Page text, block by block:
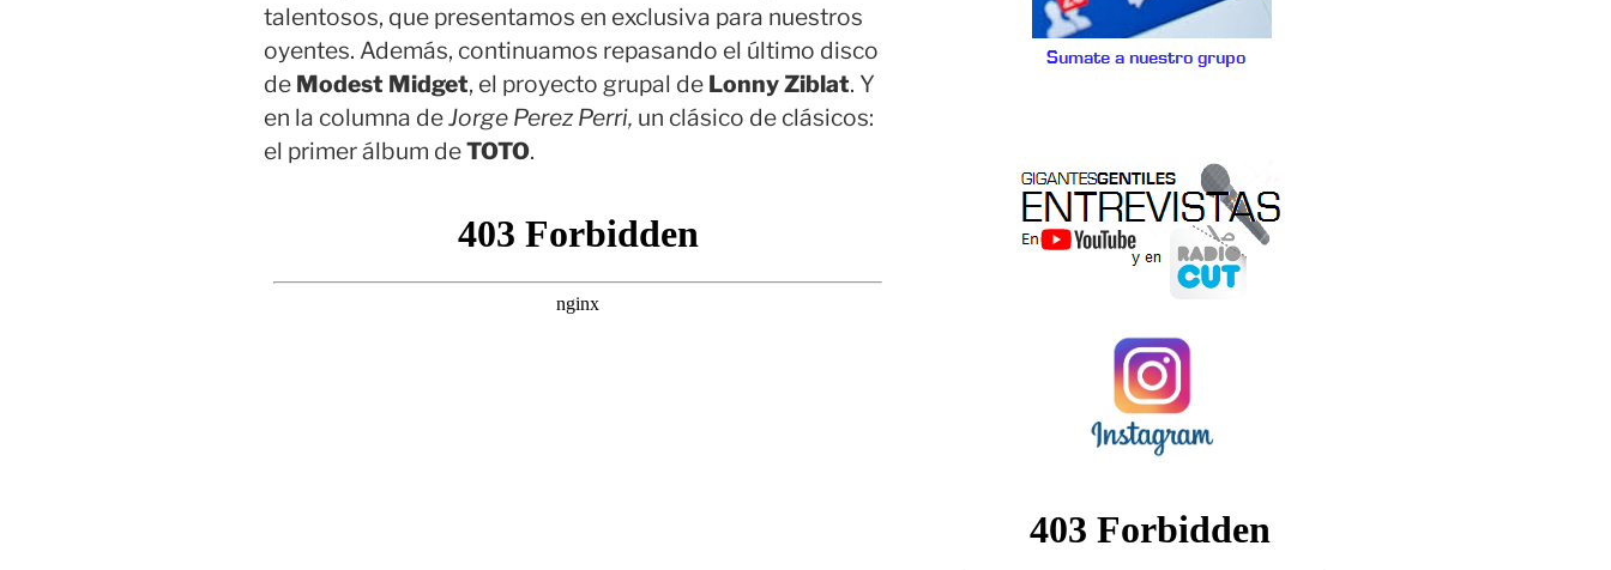
talentosos, que presentamos en exclusiva para nuestros
oyentes. Además, continuamos repasando el último disco
de Modest Midget, el proyecto grupal de Lonny Ziblat. Y
en la columna deJorge Perez Perri, un clásico de clásicos:
el primer álbum deTOTO.